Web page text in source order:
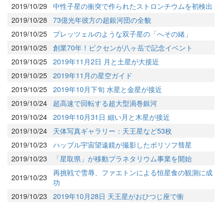
2019/10/29 中性子星の衝突で作られたストロンチウムを初検出
2019/10/28 73億光年彼方の超銀河団の全貌
2019/10/25
プレッツェルのような双子星の「へその緒」
2019/10/25 創業70年！ビクセンが八ヶ岳で記念イベント
2019/10/25 2019年11月2日 月と土星が大接近
2019/10/25 2019年11月の星空ガイド
2019/10/25 2019年10月下旬 水星と金星が接近
2019/10/24
超高速で回転する超大型渦巻銀河
2019/10/24 2019年10月31日 細い月と木星が接近
2019/10/24
天体写真ギャラリー：天王星など53枚
2019/10/23 ハッブル宇宙望遠鏡が撮影したボリソフ彗星
2019/10/23
「星取県」が移動プラネタリウム事業を開始
2019/10/23 再挑戦で雪辱、ファエトンによる恒星食の観測に成
功
2019/10/23 2019年10月28日 天王星がおひつじ座で衝